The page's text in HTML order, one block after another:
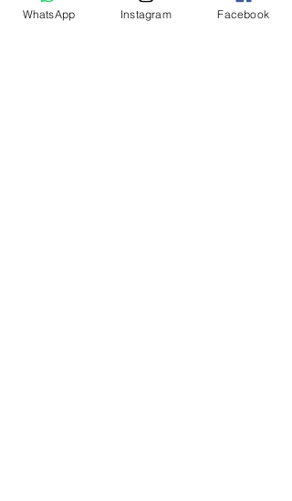
WhatsApp Instagram Facebook